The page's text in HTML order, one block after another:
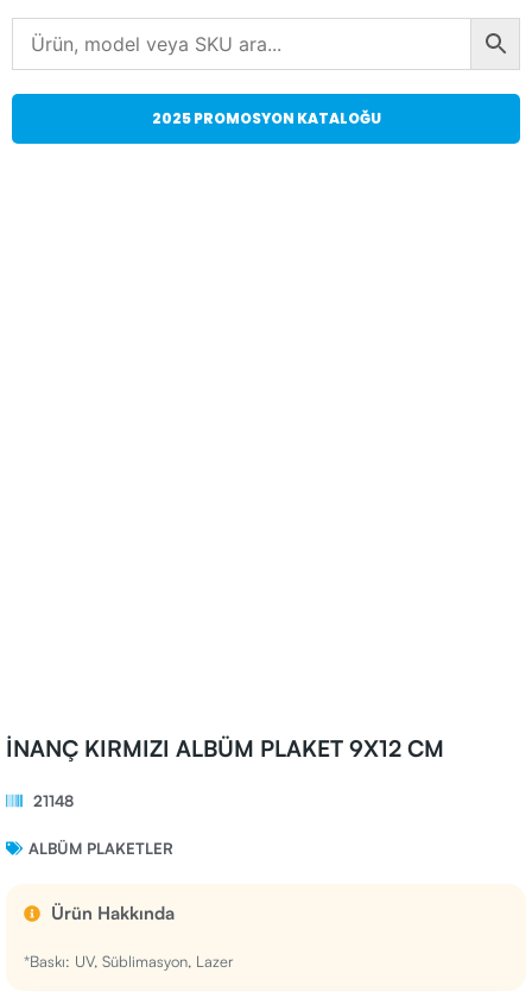
2025 PROMOSYON KATALOĞU
İNANÇ KIRMIZI ALBÜM PLAKET 9X12 CM
21148
ALBÜM PLAKETLER
Ürün Hakkında
*Baskı: UV, Süblimasyon, Lazer